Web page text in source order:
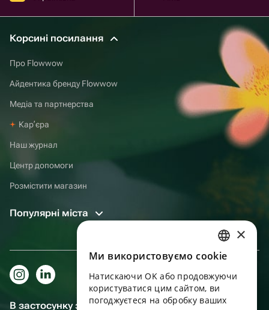
Корсині посилання
Про Flowwow
Айдентика бренду Flowwow
Медіа та партнерства
Карʼєра
Наш журнал
Центр допомоги
Розмістити магазин
Популярні міста
В застосунку зручніше!
RUSSIAN
ENGLISH
UKRAINIAN
×
Ми використовуємо cookie
Натискаючи OK або продовжуючи
користуватися цим сайтом, ви
погоджуєтеся на обробку ваших